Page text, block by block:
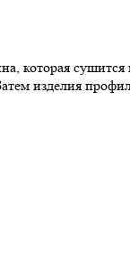
которая
изделия